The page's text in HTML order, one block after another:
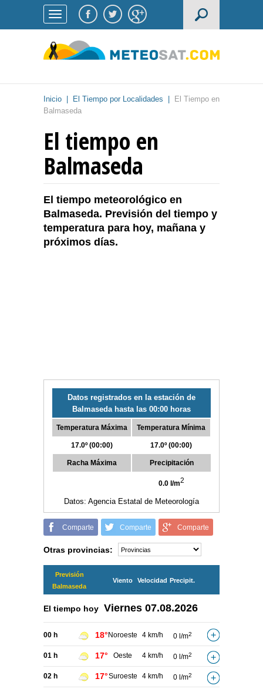
Inicio El Tiempo por Localidades
El Tiempo en
Balmaseda
El tiempo en
Balmaseda
El tiempo meteorológico en
Balmaseda. Previsión del tiempo y
temperatura para hoy, mañana y
próximos días.
Datos registrados en la estación de
Balmaseda hasta las 00:00 horas
Temperatura Máxima
17.0º (00:00)
Temperatura Mínima
17.0º (00:00)
Racha Máxima Precipitación
0.0 l/m2
Datos: Agencia Estatal de Meteorología
Comparte Comparte Comparte
Otras provincias:
Previsión
Balmaseda
Viento Velocidad Precipit.
El tiempo hoy Viernes 07.08.2026
00 h 18° Noroeste 4 km/h 0 l/m2
01 h 17° Oeste 4 km/h 0 l/m2
02 h 17°Suroeste 4 km/h 0 l/m2